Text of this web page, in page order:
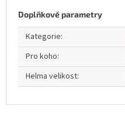
Doplňkové parametry
Kategorie:
Pro koho:
Helma velikost: